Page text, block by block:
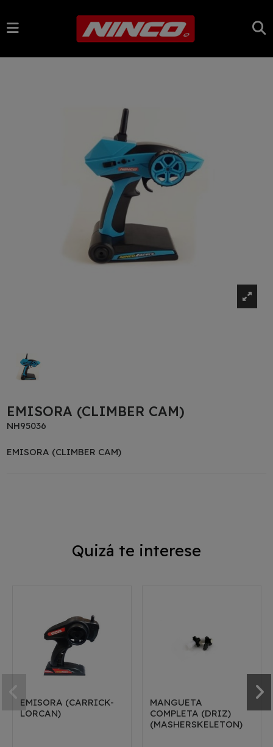
EMISORA (CLIMBER CAM)
NH95036
EMISORA (CLIMBER CAM)
Quizá te interese
EMISORA (CARRICK-
LORCAN)
MANGUETA
COMPLETA (DRIZ)
(MASHERSKELETON)